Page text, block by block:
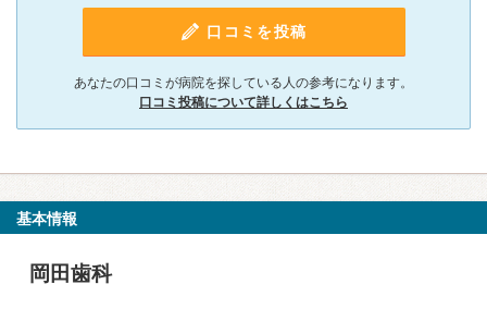
口コミを投稿
あなたの口コミが病院を探している人の参考になります。
口コミ投稿について詳しくはこちら
基本情報
岡田歯科